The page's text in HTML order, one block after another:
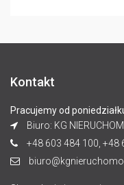
Kontakt
Pracujemy od
Biuro: KG
+48 603 484 100, +48